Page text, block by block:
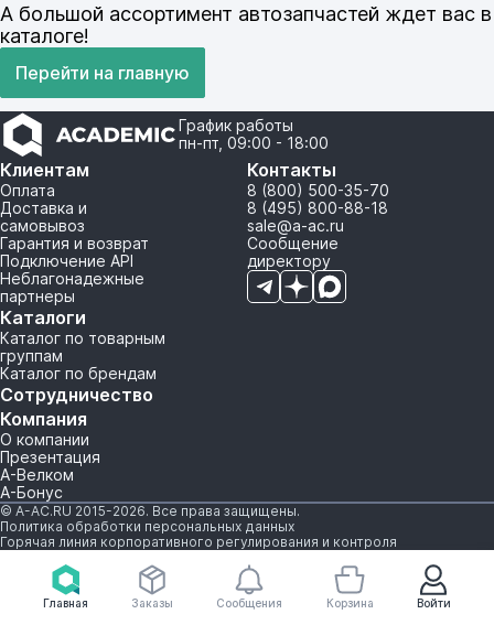
Главная Войти
Заказы Сообщения Корзина
А большой ассортимент автозапчастей ждет вас в
каталоге!
Перейти на главную
График работы
пн-пт, 09:00 - 18:00
Клиентам
Оплата
Доставка и
самовывоз
Гарантия и возврат
Подключение API
Неблагонадежные
партнеры
Каталоги
Каталог по товарным
группам
Каталог по брендам
Сотрудничество
Компания
О компании
Презентация
А-Велком
А-Бонус
Контакты
8 (800) 500-35-70
8 (495) 800-88-18
sale@a-ac.ru
Сообщение
директору
© A-AC.RU 2015-2026. Все права защищены.
Политика обработки персональных данных
Горячая линия корпоративного регулирования и контроля